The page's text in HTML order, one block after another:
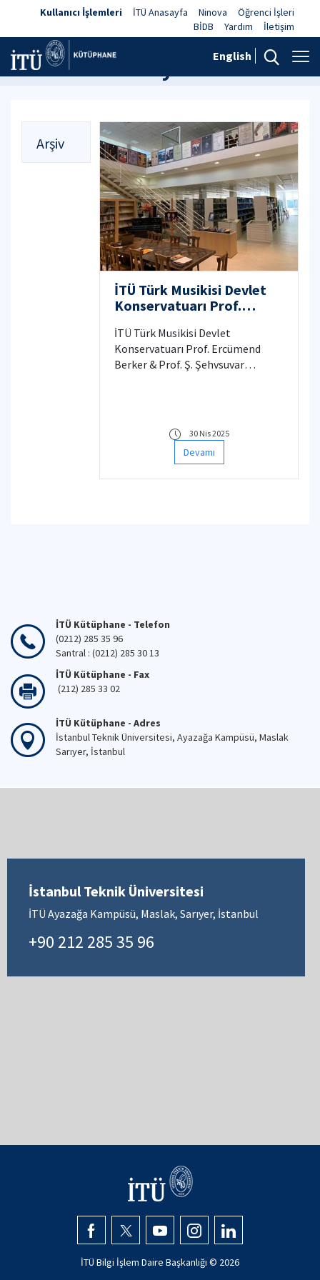
Kullanıcı İşlemleri İTÜ Anasayfa Ninova
Öğrenci İşleri
BİDB
Yardım İletişim
English
Haberler ve Duyurular
Arşiv
İTÜ Türk Musikisi Devlet
Konservatuarı Prof.
Ş. Şehvsuvar Beşiroğlu
Kütüphanesi
İTÜ Türk Musikisi Devlet
Konservatuarı Prof. Ercümend
Berker & Prof. Ş. Şehvsuvar
30 Nis 2025
Devamı
İTÜ Kütüphane - Telefon
(0212) 285 35 96
Santral : (0212) 285 30 13
İTÜ Kütüphane - Fax
(212) 285 33 02
İTÜ Kütüphane - Adres
İstanbul Teknik Üniversitesi, Ayazağa Kampüsü, Maslak
Sarıyer, İstanbul
İstanbul Teknik Üniversitesi
İTÜ Ayazağa Kampüsü, Maslak, Sarıyer, İstanbul
+90 212 285 35 96
İTÜ Bilgi İşlem Daire Başkanlığı © 2026